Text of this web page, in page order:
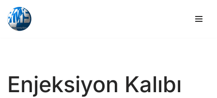
İçeriğe
Enjeksiyon Kalıbı